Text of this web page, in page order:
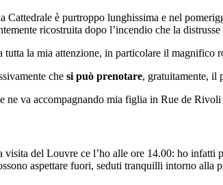
Cattedrale è purtroppo lunghissima e nel
ricostruita dopo l’incendio che la
tutta la mia attenzione, in particolare il magnifico
che si può prenotare, gratuitamente, il
ne va accompagnando mia figlia in Rue de
visita del Louvre ce l’ho alle ore 14.00: ho infatti
aspettare fuori, seduti tranquilli intorno alla